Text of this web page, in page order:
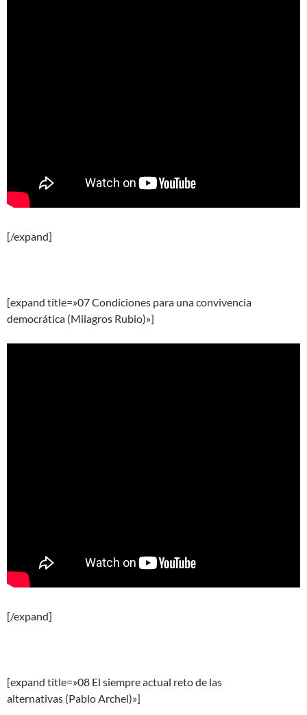
[/expand]
[expand title=»07 Condiciones para una convivencia
democrática (Milagros Rubio)»]
[/expand]
[expand title=»08 El siempre actual reto de las
alternativas (Pablo Archel)»]